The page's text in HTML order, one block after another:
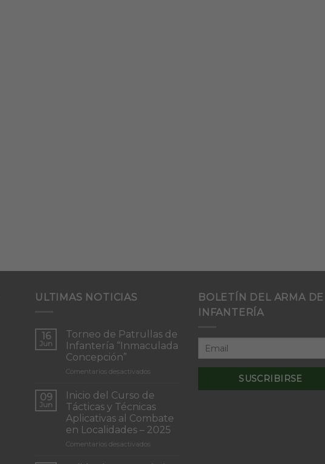
ULTIMAS NOTICIAS
16
Jun
Torneo de Patrullas de
Infantería “Inmaculada
Concepción”
Comentarios desactivadosen
de
de
Infantería
“Inmaculada
09
Jun
Inicio del Curso de
Tácticas y Técnicas
Aplicativas al Combate
en Localidades – 2025
Comentarios desactivadosen
BOLETÍN DEL ARMA DE
INFANTERÍA